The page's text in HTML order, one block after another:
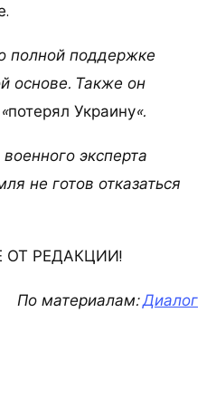
полной поддержке
основе. Также он
потерял Украину«.
эксперта
не готов отказаться
РЕДАКЦИИ!
По материалам:Диалог